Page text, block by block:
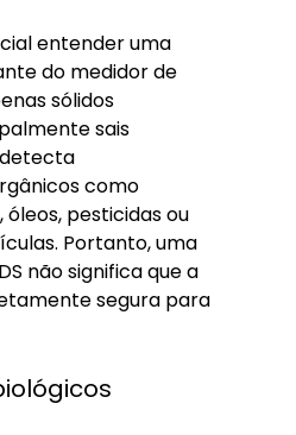
entender uma
do medidor de
sólidos
sais
detecta
como
pesticidas ou
Portanto, uma
não significa que a
segura para